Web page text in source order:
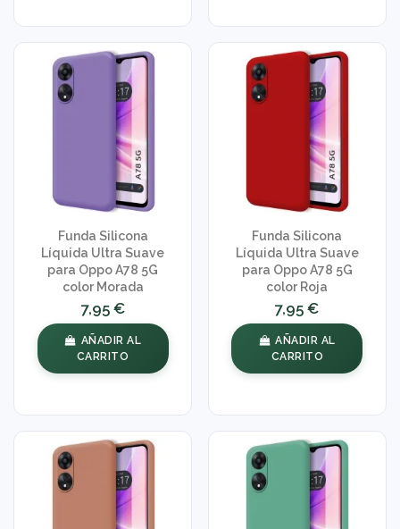
Funda Silicona
Líquida Ultra Suave
para Oppo A78 5G
color Morada
7,95 €
AÑADIR AL
CARRITO
Funda Silicona
Líquida Ultra Suave
para Oppo A78 5G
color Roja
7,95 €
AÑADIR AL
CARRITO